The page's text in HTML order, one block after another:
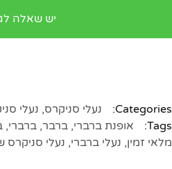
יש שאלה
Categories: נעלי סניקרס, נעלי
Tags:
אופנת ברברי, ברבר, ברברי,
מלאי זמין, נעלי ברברי, נעלי סניקרס